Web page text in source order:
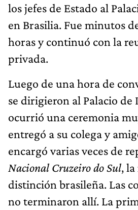
los jefes de Estado al
en Brasilia. Fue minutos
horas y continuó con la
privada.
Luego de una hora de
se dirigieron al Palacio
ocurrió una ceremonia
entregó a su colega y
encargó varias veces de
Nacional Cruzeiro do Sul,
distinción brasileña. Las
no terminaron allí. La